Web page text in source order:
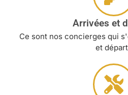
Arrivées et
Ce sont nos concierges qui
et